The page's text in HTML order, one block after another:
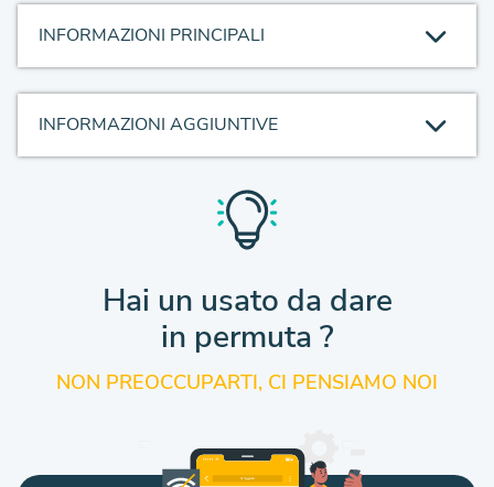
INFORMAZIONI PRINCIPALI
INFORMAZIONI AGGIUNTIVE
Hai un usato da dare
in permuta ?
NON PREOCCUPARTI, CI PENSIAMO NOI